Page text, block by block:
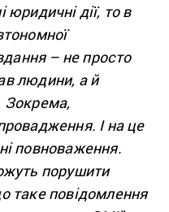
юридичні дії, то в
– не просто
людини, а й
Зокрема,
І на це
повноваження.
порушити
таке повідомлення